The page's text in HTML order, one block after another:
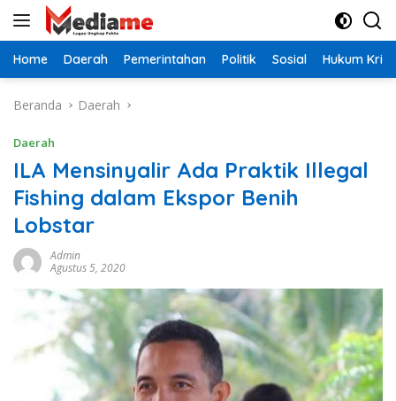
Langsung
Home Daerah Pemerintahan Politik Sosial Hukum
Beranda Daerah
Daerah
ILA Mensinyalir Ada Praktik Illegal
Fishing dalam Ekspor Benih
Lobstar
Admin
Agustus 5, 2020